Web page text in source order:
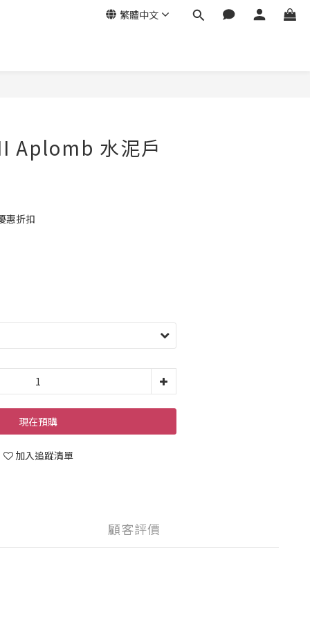
繁體中文
Aplomb 水泥戶
惠折扣
現在預購
加入追蹤清單
顧客評價